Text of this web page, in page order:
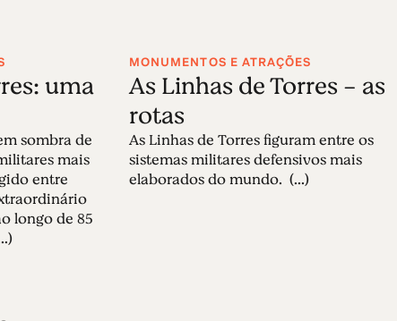
uma
sombra de
mais
entre
longo de 85
MONUMENTOS E ATRAÇÕES
As Linhas de Torres - as
rotas
As Linhas de Torres figuram entre os
sistemas militares defensivos mais
elaborados do mundo. (...)